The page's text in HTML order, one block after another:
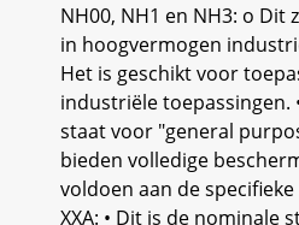
NH00, NH1 en NH3: o
in hoogvermogen
Het is geschikt voor
industriële toepassingen.
staat voor "general
bieden volledige
voldoen aan de
XXA: • Dit is de